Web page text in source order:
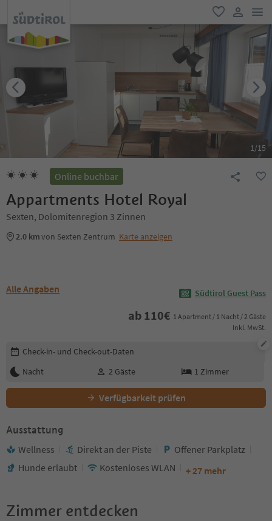
favorit
user link
1/15
Online buchbar
Appartments Hotel Royal
Sexten, Dolomitenregion 3 Zinnen
2.0 kmvon Sexten Zentrum Karte anzeigen
Alle Angaben Südtirol Guest Pass
ab 110€ 1 Apartment / 1 Nacht / 2 Gäste
Inkl. MwSt.
Buchungsdetails bearbeiten
Check-in- und Check-out-Daten
Nacht
2 Gäste 1 Zimmer
Verfügbarkeit prüfen
Ausstattung
Wellness Direkt an der Piste
Offener Parkplatz
Hunde erlaubt
Kostenloses WLAN + 27 mehr
Zimmer entdecken